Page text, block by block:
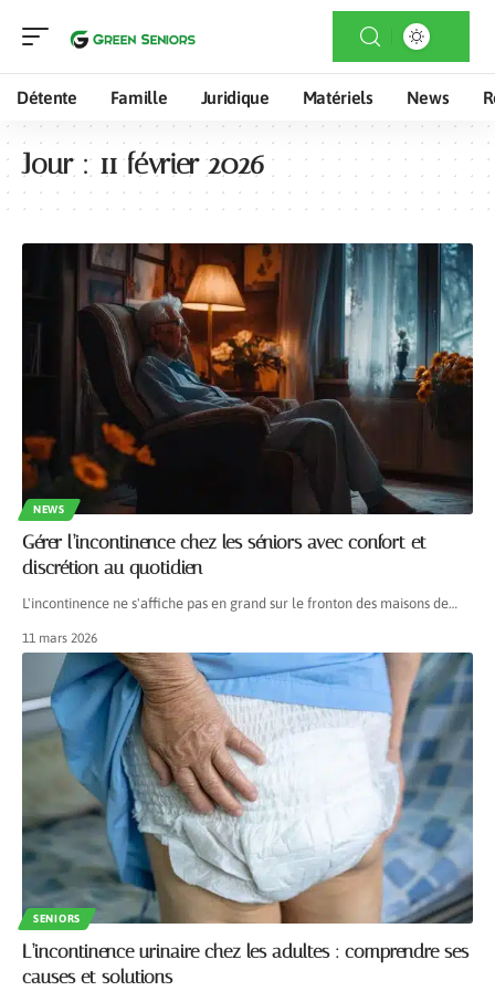
Détente Famille Juridique Matériels News
Jour : 11 février 2026
NEWS
Gérer l’incontinence chez les séniors avec confort et
discrétion au quotidien
L'incontinence ne s'affiche pas en grand sur le fronton des maisons de…
11 mars 2026
SENIORS
L’incontinence urinaire chez les adultes : comprendre ses
causes et solutions